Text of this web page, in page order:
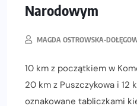
Narodowym
MAGDA OSTROWSKA-
10 km z początkiem w
20 km z Puszczykowa i 12
oznakowane tabliczkami